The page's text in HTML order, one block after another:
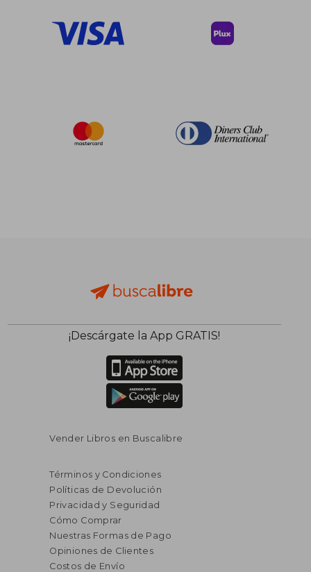
¡Descárgate la App GRATIS!
Vender Libros en Buscalibre
Términos y Condiciones
Políticas de Devolución
Privacidad y Seguridad
Cómo Comprar
Nuestras Formas de Pago
Opiniones de Clientes
Costos de Envío